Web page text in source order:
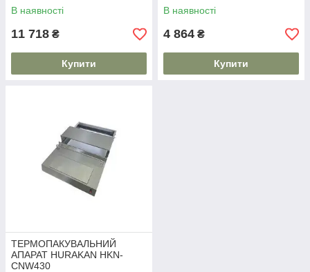
В наявності
11 718 ₴
Купити
В наявності
4 864 ₴
Купити
ТЕРМОПАКУВАЛЬНИЙ
АПАРАТ HURAKAN HKN-
CNW430